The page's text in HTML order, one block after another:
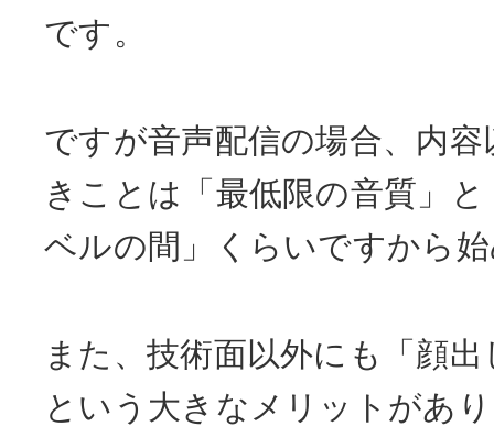
です。
ですが音声配信の場合、内
きことは「最低限の音質」
ベルの間」くらいですから
また、技術面以外にも「顔
という大きなメリットがあ